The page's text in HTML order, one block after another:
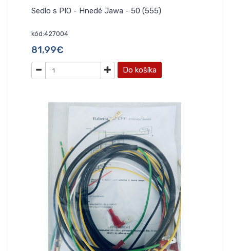
Sedlo s PIO - Hnedé Jawa - 50 (555)
kód:427004
81,99€
Do košíka